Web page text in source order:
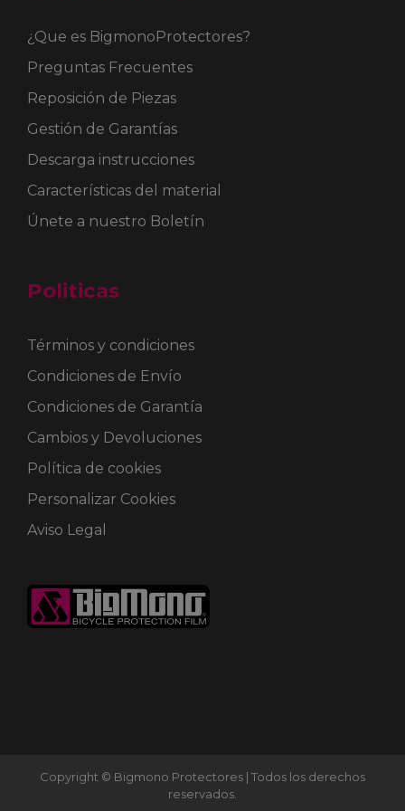
¿Que es BigmonoProtectores?
Preguntas Frecuentes
Reposición de Piezas
Gestión de Garantías
Descarga instrucciones
Características del material
Únete a nuestro Boletín
Politicas
Términos y condiciones
Condiciones de Envío
Condiciones de Garantía
Cambios y Devoluciones
Política de cookies
Personalizar Cookies
Aviso Legal
Copyright © Bigmono Protectores | Todos los derechos
reservados.